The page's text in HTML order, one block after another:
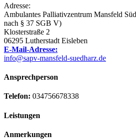
Adresse:
Ambulantes Palliativzentrum Mansfeld
nach § 37 SGB V)
Klosterstraße 2
06295 Lutherstadt Eisleben
E-Mail-Adresse:
info@sapv-mansfeld-suedharz.de
Ansprechperson
Telefon: 034756678338
Leistungen
Anmerkungen